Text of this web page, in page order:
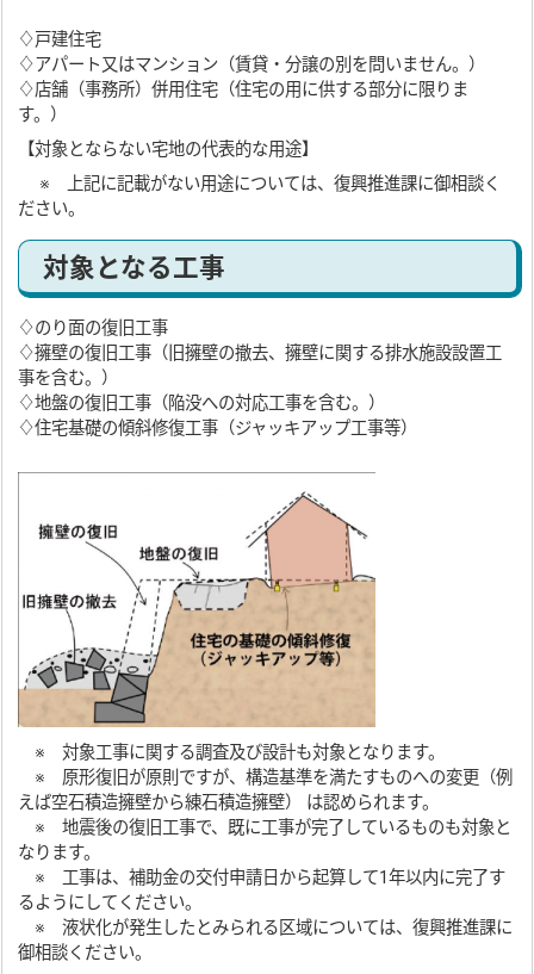
♢戸建住宅
♢アパート又はマンション（賃貸・分譲の別を問いません。）
♢店舗（事務所）併用住宅（住宅の用に供する部分に限りま
す。）
【対象とならない宅地の代表的な用途】
※ 上記に記載がない用途については、復興推進課に御相談く
ださい。
対象となる工事
♢のり面の復旧工事
♢擁壁の復旧工事（旧擁壁の撤去、擁壁に関する排水施設設置工
事を含む。）
♢地盤の復旧工事（陥没への対応工事を含む。）
♢住宅基礎の傾斜修復工事（ジャッキアップ工事等）
※ 対象工事に関する調査及び設計も対象となります。
※ 原形復旧が原則ですが、構造基準を満たすものへの変更（例
えば空石積造擁壁から練石積造擁壁） は認められます。
※ 地震後の復旧工事で、既に工事が完了しているものも対象と
なります。
※ 工事は、補助金の交付申請日から起算して1年以内に完了す
るようにしてください。
※ 液状化が発生したとみられる区域については、復興推進課に
御相談ください。